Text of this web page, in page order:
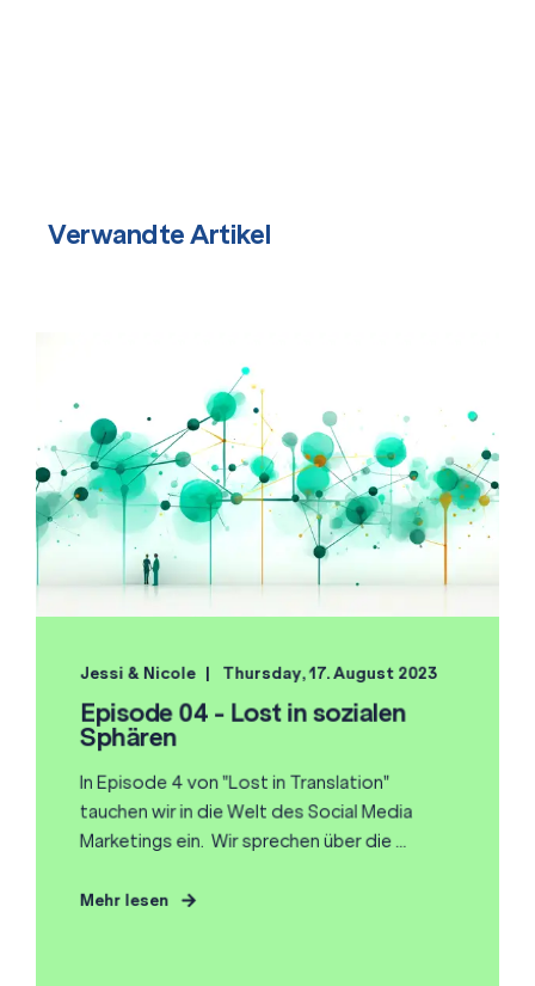
Verwandte Artikel
Jessi & Nicole Thursday, 17. August 2023
Episode 04 - Lost in sozialen
Sphären
In Episode 4 von "Lost in Translation"
tauchen wir in die Welt des Social Media
Marketings ein. Wir sprechen über die ...
Mehr lesen